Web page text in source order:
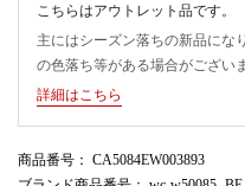
こちらはアウトレット品です。
主にはシーズン落ちの新品にな
の色落ち等がある場合がござい
詳細はこちら
商品番号 ： CA5084EW003893